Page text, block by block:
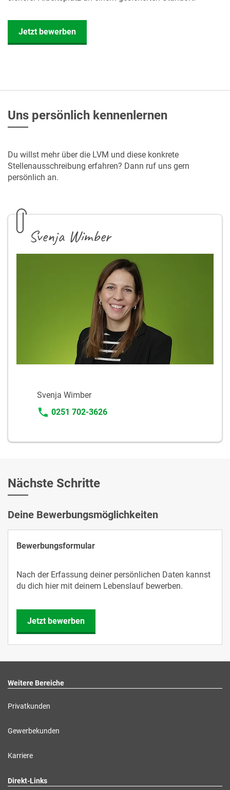
Jetzt bewerben
Uns persönlich kennenlernen
Du willst mehr über die LVM und diese konkrete
Stellenausschreibung erfahren? Dann ruf uns gern
persönlich an.
Svenja Wimber
Svenja Wimber
0251 702-3626
Nächste Schritte
Deine Bewerbungsmöglichkeiten
Bewerbungsformular
Nach der Erfassung deiner persönlichen Daten kannst
du dich hier mit deinem Lebenslauf bewerben.
Jetzt bewerben
Weitere Bereiche
Privatkunden
Gewerbekunden
Karriere
Direkt-Links